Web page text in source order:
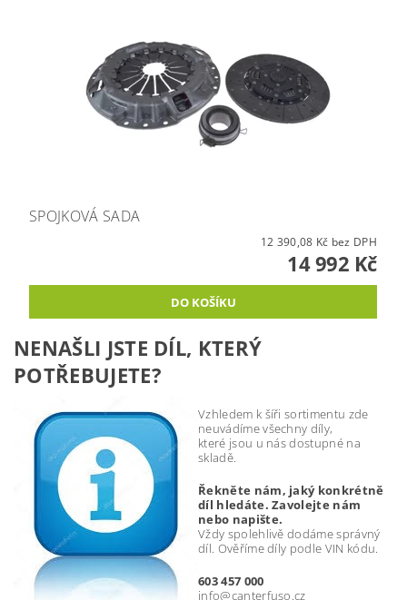
SPOJKOVÁ SADA
12 390,08 Kč bez DPH
14 992 Kč
NENAŠLI JSTE DÍL, KTERÝ
POTŘEBUJETE?
Vzhledem k šíři sortimentu zde
neuvádíme všechny díly,
které jsou u nás dostupné na
skladě.
Řekněte nám, jaký konkrétně
díl hledáte. Zavolejte nám
nebo napište.
Vždy spolehlivě dodáme správný
díl. Ověříme díly podle VIN kódu.
603 457 000
info@canterfuso.cz